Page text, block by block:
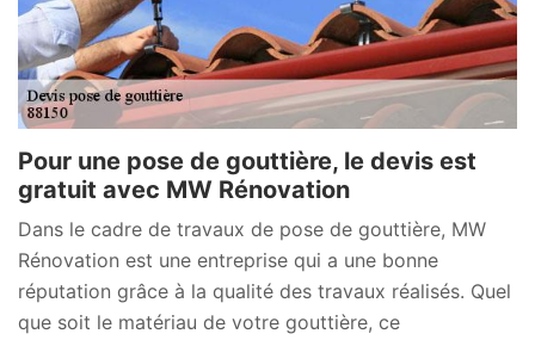
Pour une pose de gouttière, le devis est
gratuit avec MW Rénovation
Dans le cadre de travaux de pose de gouttière, MW
Rénovation est une entreprise qui a une bonne
réputation grâce à la qualité des travaux réalisés. Quel
que soit le matériau de votre gouttière, ce